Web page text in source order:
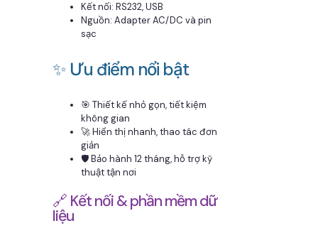
Kết nối: RS232, USB
Nguồn: Adapter AC/DC và pin
sạc
✨ Ưu điểm nổi bật
🎯 Thiết kế nhỏ gọn, tiết kiệm
không gian
🚀 Hiển thị nhanh, thao tác đơn
giản
🛡️ Bảo hành 12 tháng, hỗ trợ kỹ
thuật tận nơi
🔗 Kết nối & phần mềm dữ
liệu